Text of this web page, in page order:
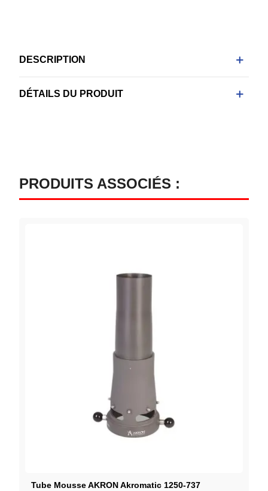
DESCRIPTION
DÉTAILS DU PRODUIT
PRODUITS ASSOCIÉS :
Tube Mousse AKRON Akromatic 1250-737